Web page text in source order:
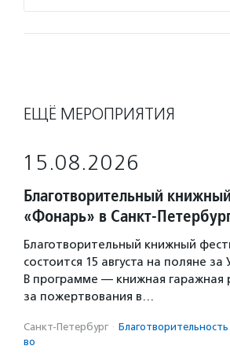
ЕЩЁ МЕРОПРИЯТИЯ
15.08.2026
Благотворительный
«Фонарь» в Санкт-
Благотворительный книжный
состоится 15 августа на поляне
В программе — книжная гаражная
за пожертвования в…
Санкт-Петербург ·
во